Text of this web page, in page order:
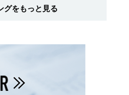
グをもっと見る